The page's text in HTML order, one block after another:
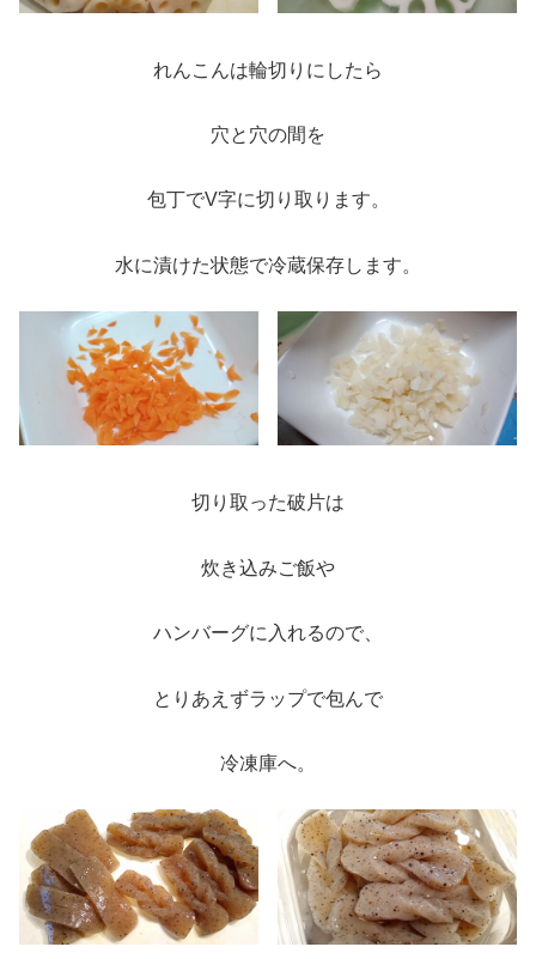
れんこんは輪切りにしたら
穴と穴の間を
包丁でV字に切り取ります。
水に漬けた状態で冷蔵保存します。
切り取った破片は
炊き込みご飯や
ハンバーグに入れるので、
とりあえずラップで包んで
冷凍庫へ。